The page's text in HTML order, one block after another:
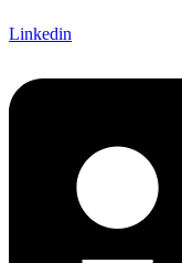
Linkedin